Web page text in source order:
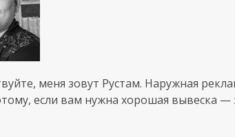
меня зовут Рустам. Наружная
если вам нужна хорошая вывеска —